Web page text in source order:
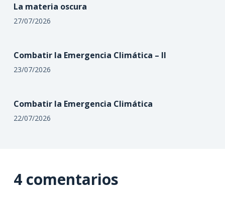
La materia oscura
27/07/2026
Combatir la Emergencia Climática – II
23/07/2026
Combatir la Emergencia Climática
22/07/2026
4 comentarios